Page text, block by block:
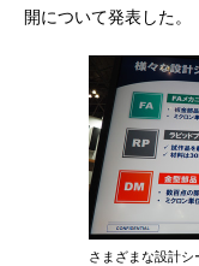
開について発表した。
さまざまな設計